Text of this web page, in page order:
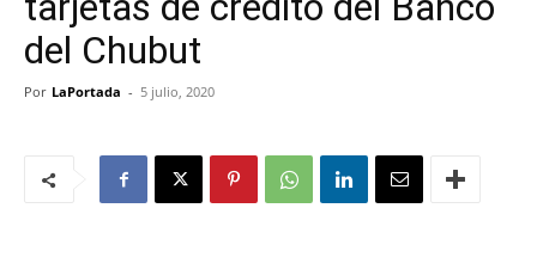
del Chubut
Por LaPortada - 5 julio, 2020